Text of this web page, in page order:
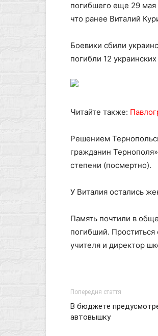
погибшего еще 29 мая
что ранее Виталий
Боевики сбили
погибли 12
Читайте также:
Решением
гражданин
степени (посмертно).
У Виталия остались
Память почтили в
погибший.
учителя и директор
Попередня стаття
В бюджете
автовышку